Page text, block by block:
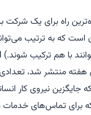
راه برای یک شرکت
که به ترتیب
منتشر شد،
جایگزین نیروی کار
تماس‌های خدمات